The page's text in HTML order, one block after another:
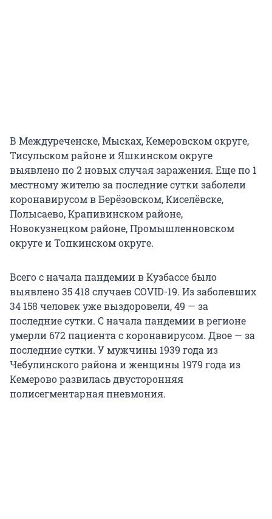
В Междуреченске, Мысках, Кемеровском округе,
Тисульском районе и Яшкинском округе
выявлено по 2 новых случая заражения. Еще по 1
местному жителю за последние сутки заболели
коронавирусом в Берёзовском, Киселёвске,
Полысаево, Крапивинском районе,
Новокузнецком районе, Промышленновском
округе и Топкинском округе.
Всего с начала пандемии в Кузбассе было
выявлено 35 418 случаев COVID-19. Из заболевших
34 158 человек уже выздоровели, 49 — за
последние сутки. С начала пандемии в регионе
умерли 672 пациента с коронавирусом. Двое — за
последние сутки. У мужчины 1939 года из
Чебулинского района и женщины 1979 года из
Кемерово развилась двусторонняя
полисегментарная пневмония.